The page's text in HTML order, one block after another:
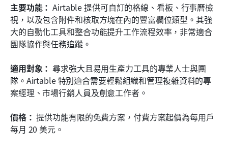
主要功能： Airtable 提供可自訂的格線、看板、行事曆檢
視，以及包含附件和核取方塊在內的豐富欄位類型。其強
大的自動化工具和整合功能提升工作流程效率，非常適合
團隊協作與任務追蹤。
適用對象： 尋求強大且易用生產力工具的專業人士與團
隊。Airtable 特別適合需要輕鬆組織和管理複雜資料的專
案經理、市場行銷人員及創意工作者。
價格： 提供功能有限的免費方案，付費方案起價為每用戶
每月 20 美元。